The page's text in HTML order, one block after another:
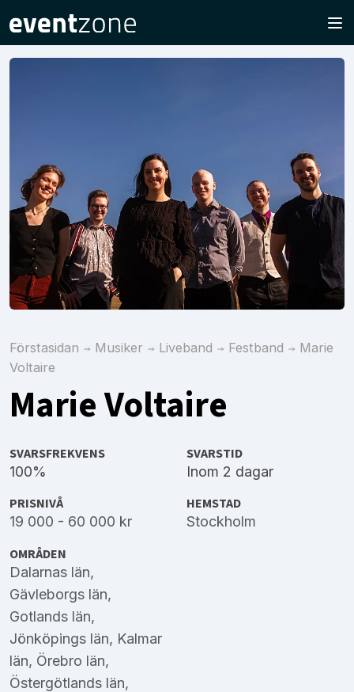
Förstasidan Musiker Liveband Festband
Marie
Voltaire
Marie Voltaire
SVARSFREKVENS
100%
SVARSTID
Inom 2 dagar
PRISNIVÅ
19 000 - 60 000 kr
HEMSTAD
Stockholm
OMRÅDEN
Dalarnas län,
Gävleborgs län,
Gotlands län,
Jönköpings län, Kalmar
län, Örebro län,
Östergötlands län,